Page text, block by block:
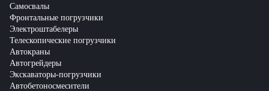
Самосвалы
Фронтальные погрузчики
Электроштабелеры
Телескопические погрузчики
Автокраны
Автогрейдеры
Экскаваторы-погрузчики
Автобетоносмесители